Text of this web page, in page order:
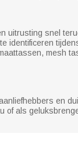
uitrusting snel
identificeren
mesh
en
of als